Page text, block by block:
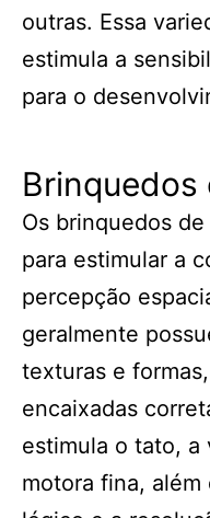
outras. Essa
estimula a
para o
Brinquedos
Os brinquedos
para estimular a
percepção
geralmente
texturas e
encaixadas
estimula o tato, a
motora fina,